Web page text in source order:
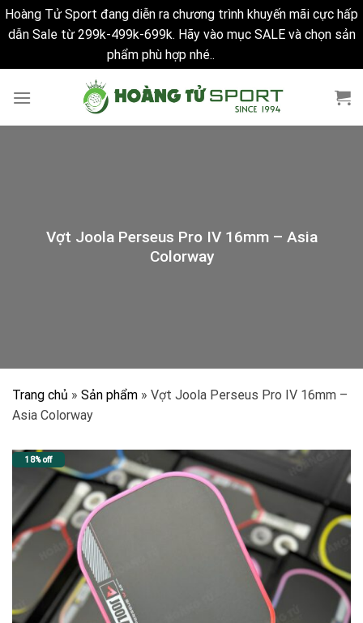
Hoàng Tử Sport đang diễn ra chương trình khuyến mãi cực hấp
dẫn Sale từ 299k-499k-699k. Hãy vào mục SALE và chọn sản
phẩm phù hợp nhé..
Vợt Joola Perseus Pro IV 16mm – Asia
Colorway
Trang chủ » Sản phẩm » Vợt Joola Perseus Pro IV 16mm –
Asia Colorway
18% off